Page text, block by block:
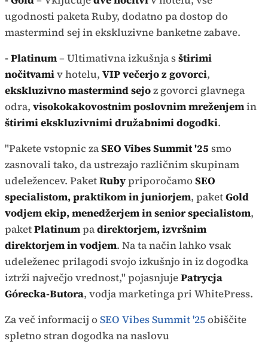
ugodnosti paketa Ruby, dodatno pa dostop do
mastermind sej in ekskluzivne banketne zabave.
- Platinum– Ultimativna izkušnja sštirimi
nočitvamiv hotelu, VIP večerjo z govorci,
ekskluzivno mastermind sejoz govorci glavnega
odra, visokokakovostnim poslovnim mreženjemin
štirimi ekskluzivnimi družabnimi dogodki.
"Pakete vstopnic zaSEO Vibes Summit '25 smo
zasnovali tako, da ustrezajo različnim skupinam
udeležencev. PaketRubypriporočamoSEO
specialistom, praktikom in juniorjem, paketGold
vodjem ekip, menedžerjem in senior specialistom,
paketPlatinumpadirektorjem, izvršnim
direktorjem in vodjem. Na ta način lahko vsak
udeleženec prilagodi svojo izkušnjo in iz dogodka
iztrži največjo vrednost," pojasnjujePatrycja
Górecka-Butora, vodja marketinga pri WhitePress.
Za več informacij oSEO Vibes Summit '25obiščite
spletno stran dogodka na naslovu